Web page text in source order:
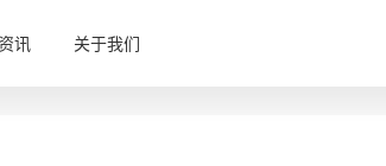
讯 关于我们